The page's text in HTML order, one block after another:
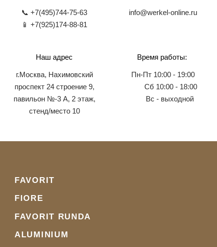
📞 +7(495)744-75-63
📱 +7(925)174-88-81
info@werkel-online.ru
Наш адрес
г.Москва, Нахимовский
проспект 24 строение 9,
павильон №-3 А, 2 этаж,
стенд/место 10
Время работы:
Пн-Пт 10:00 - 19:00
Сб 10:00 - 18:00
Вс - выходной
FAVORIT
FIORE
FAVORIT RUNDA
ALUMINIUM